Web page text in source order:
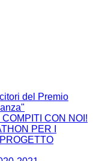
del Premio
CON NOI!
PER I